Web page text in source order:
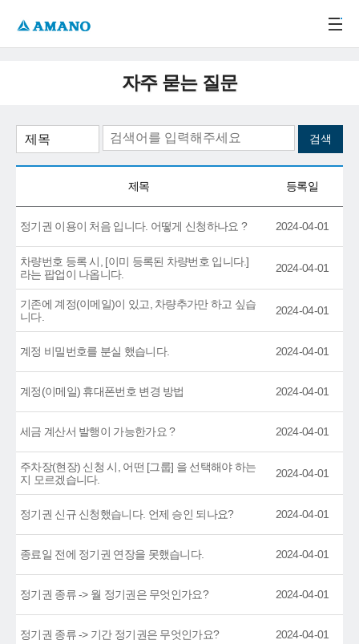
자주 묻는 질문
제목 등록일
정기권 이용이 처음 입니다. 어떻게 신청하나요 ? 2024-04-01
차량번호 등록 시, [이미 등록된 차량번호 입니다.]
라는 팝업이 나옵니다.
2024-04-01
기존에 계정(이메일)이 있고, 차량추가만 하고 싶습
니다.
2024-04-01
계정 비밀번호를 분실 했습니다. 2024-04-01
계정(이메일) 휴대폰번호 변경 방법 2024-04-01
세금 계산서 발행이 가능한가요 ? 2024-04-01
주차장(현장) 신청 시, 어떤 [그룹] 을 선택해야 하는
지 모르겠습니다.
2024-04-01
정기권 신규 신청했습니다. 언제 승인 되나요? 2024-04-01
종료일 전에 정기권 연장을 못했습니다. 2024-04-01
정기권 종류 -> 월 정기권은 무엇인가요? 2024-04-01
정기권 종류 -> 기간 정기권은 무엇인가요? 2024-04-01